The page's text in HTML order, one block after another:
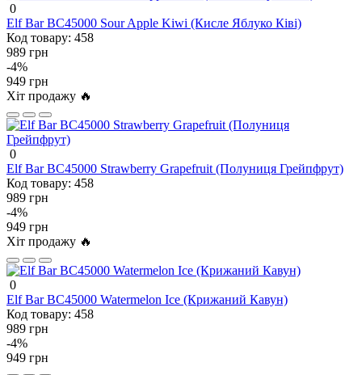
0
Elf Bar BC45000 Sour Apple Kiwi (Кисле Яблуко Ківі)
Код товару: 458
989 грн
-4%
949 грн
Хіт продажу 🔥
0
Elf Bar BC45000 Strawberry Grapefruit (Полуниця Грейпфрут)
Код товару: 458
989 грн
-4%
949 грн
Хіт продажу 🔥
0
Elf Bar BC45000 Watermelon Ice (Крижаний Кавун)
Код товару: 458
989 грн
-4%
949 грн